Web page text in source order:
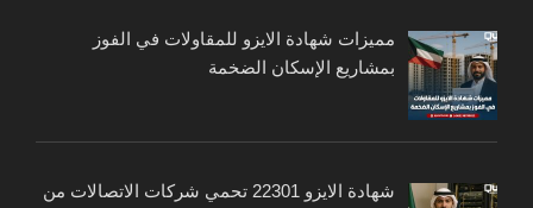
مميزات شهادة الايزو للمقاولات في الفوز
بمشاريع الإسكان الضخمة
شهادة الايزو 22301 تحمي شركات الاتصالات من